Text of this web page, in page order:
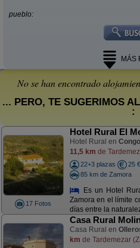
pueblo:
MÁS
No se han encontrado
... PERO, TE SUGERIMOS
:
17 Fotos
Hotel Rural El
Hotel Rural en
11,5 km de
22+3 plazas
25 €
85 km de Zamora
Es un Hotel
Zamora en el límite
días entre la
Casa Rural
Casa Rural en
km de Tardemezar